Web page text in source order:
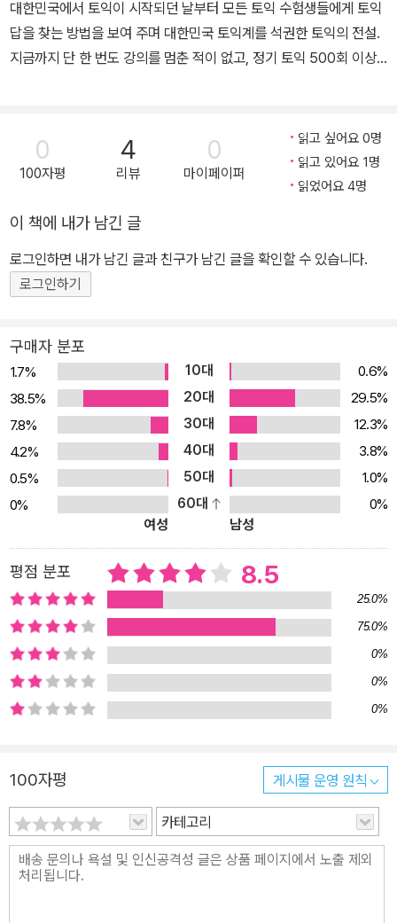
대한민국에서 토익이 시작되던 날부터 모든 토익 수험생들에게 토익
답을 찾는 방법을 보여 주며 대한민국 토익계를 석권한 토익의 전설.
지금까지 단 한 번도 강의를 멈춘 적이 없고, 정기 토익 500회 이상
성동 김대균어학원 원장 및 대표 강사이고, 〈EBS FM 김대균토익킹〉
집필과 진행 20년 차며, 세종사이버대학교 국제학과 겸임 교수를 맡
고 있다. 저서로는 〈토익 답이 보인다〉 시리즈, 〈KING’S TOEIC 시
실전 1200제〉가 있다.
0
100자평
4
리뷰
0
마이페이퍼
읽고 싶어요 0명
읽고 있어요 1명
읽었어요 4명
이 책에 내가 남긴 글
로그인하면 내가 남긴 글과 친구가 남긴 글을 확인할 수 있습니다.
로그인하기
구매자 분포
1.7% 10대
0.6%
38.5%
20대
29.5%
7.8%
30대
12.3%
4.2%
40대
3.8%
0.5%
50대
1.0%
0%
60대
0%
여성
남성
평점 분포 8.5
25.0%
75.0%
0%
0%
0%
100자평 게시물 운영 원칙
카테고리